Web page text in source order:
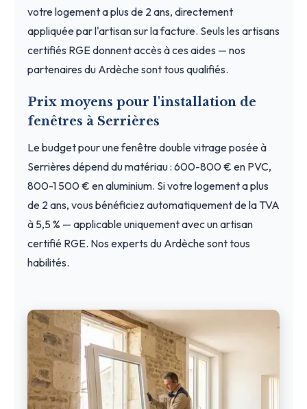
votre logement a plus de 2 ans, directement
appliquée par l'artisan sur la facture. Seuls les artisans
certifiés RGE donnent accès à ces aides — nos
partenaires du Ardèche sont tous qualifiés.
Prix moyens pour l'installation de
fenêtres à Serrières
Le budget pour une fenêtre double vitrage posée à
Serrières dépend du matériau : 600-800 € en PVC,
800-1 500 € en aluminium. Si votre logement a plus
de 2 ans, vous bénéficiez automatiquement de la TVA
à 5,5 % — applicable uniquement avec un artisan
certifié RGE. Nos experts du Ardèche sont tous
habilités.